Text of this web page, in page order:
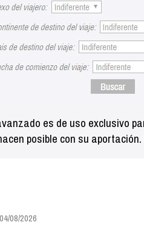
es de uso exclusivo
posible con su aportación.
08/2026